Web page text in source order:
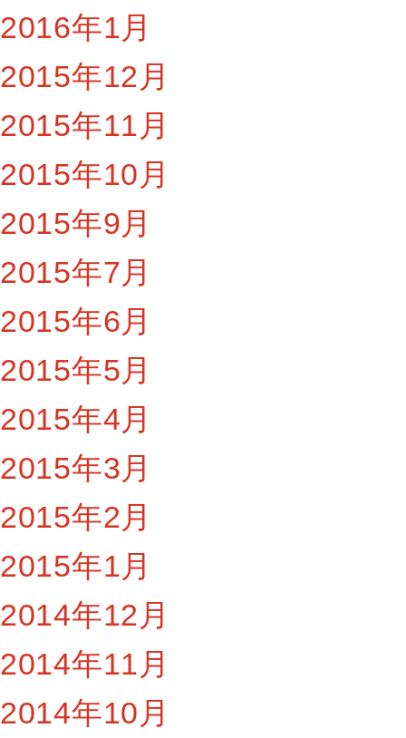
2016年1月
2015年12月
2015年11月
2015年10月
2015年9月
2015年7月
2015年6月
2015年5月
2015年4月
2015年3月
2015年2月
2015年1月
2014年12月
2014年11月
2014年10月